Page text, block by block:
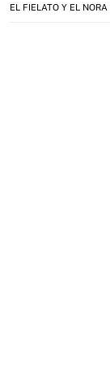
EL FIELATO Y EL NORA